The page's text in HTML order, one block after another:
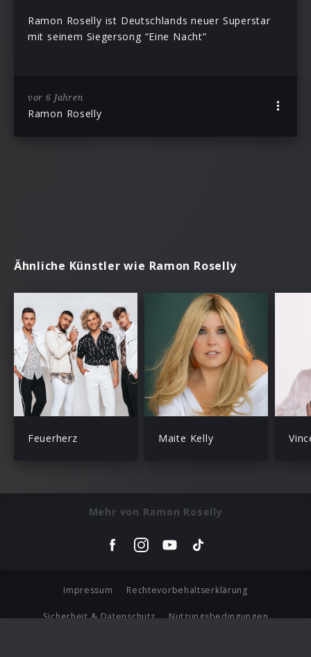
Ramon Roselly ist Deutschlands neuer Superstar
mit seinem Siegersong “Eine Nacht”
vor 6 Jahren
Ramon Roselly
Ähnliche Künstler wie Ramon Roselly
Feuerherz Maite Kelly
Mehr von Ramon Roselly
Impressum Rechtevorbehaltserklärung
Sicherheit & Datenschutz Nutzungsbedingungen